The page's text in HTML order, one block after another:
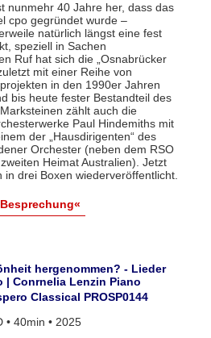
nunmehr 40 Jahre her, dass das
cpo gegründet wurde –
natürlich längst eine fest
speziell in Sachen
Ruf hat sich die „Osnabrücker
mit einer Reihe von
in den 1990er Jahren
bis heute fester Bestandteil des
zählt auch die
Paul Hindemiths mit
der „Hausdirigenten“ des
Orchester (neben dem RSO
Heimat Australien). Jetzt
drei Boxen wiederveröffentlicht.
hergenommen? - Lieder
| Conrnelia Lenzin Piano
Classical PROSP0144
• 40min • 2025